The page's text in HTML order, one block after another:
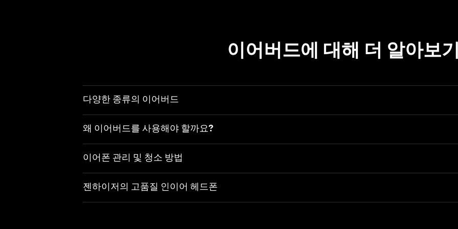
이어버드에 대해 더 알아보
다양한 종류의 이어버드
왜 이어버드를 사용해야 할까요?
이어폰 관리 및 청소 방법
젠하이저의 고품질 인이어 헤드폰